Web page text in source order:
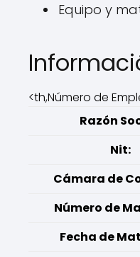
Equipo y
<th,Número de
Razón
Nit:
Cámara de
Número de
Fecha de